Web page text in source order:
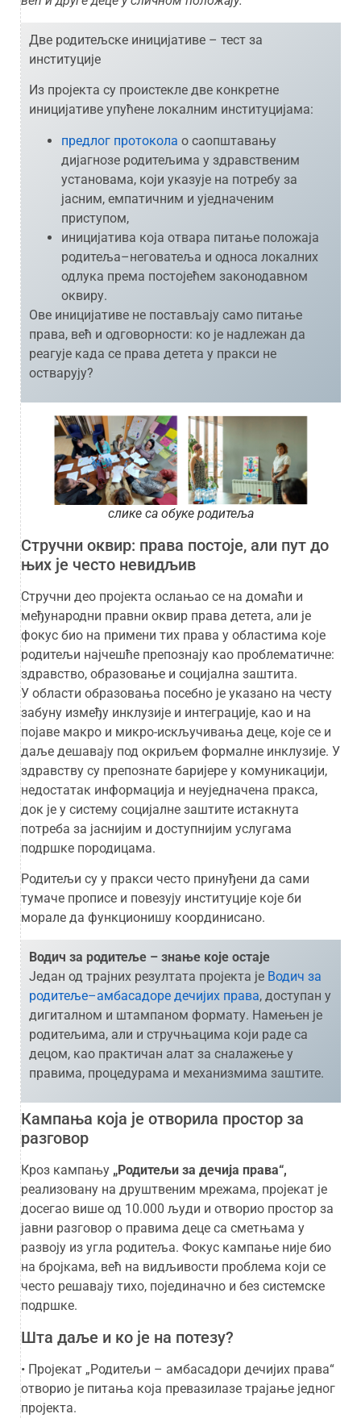
Две родитељске иницијативе – тест за
институције
Из пројекта су проистекле две конкретне
иницијативе упућене локалним институцијама:
предлог протокола о саопштавању
дијагнозе родитељима у здравственим
установама, који указује на потребу за
јасним, емпатичним и уједначеним
приступом,
иницијатива која отвара питање положаја
родитеља–неговатеља и односа локалних
одлука према постојећем законодавном
оквиру.
Ове иницијативе не постављају само питање
права, већ и одговорности: ко је надлежан да
реагује када се права детета у пракси не
остварују?
слике са обуке родитеља
Стручни оквир: права постоје, али пут до
њих је често невидљив
Стручни део пројекта ослањао се на домаћи и
међународни правни оквир права детета, али је
фокус био на примени тих права у областима које
родитељи најчешће препознају као проблематичне:
здравство, образовање и социјална заштита.
У области образовања посебно је указано на честу
забуну између инклузије и интеграције, као и на
појаве макро и микро-искључивања деце, које се и
даље дешавају под окриљем формалне инклузије. У
здравству су препознате баријере у комуникацији,
недостатак информација и неуједначена пракса,
док је у систему социјалне заштите истакнута
потреба за јаснијим и доступнијим услугама
подршке породицама.
Родитељи су у пракси често принуђени да сами
тумаче прописе и повезују институције које би
морале да функционишу координисано.
Водич за родитеље – знање које остаје
Један од трајних резултата пројекта је Водич за
родитеље–амбасадоре дечијих права, доступан у
дигиталном и штампаном формату. Намењен је
родитељима, али и стручњацима који раде са
децом, као практичан алат за сналажење у
правима, процедурама и механизмима заштите.
Кампања која је отворила простор за
разговор
Кроз кампању „Родитељи за дечија права“,
реализовану на друштвеним мрежама, пројекат је
досегао више од 10.000 људи и отворио простор за
јавни разговор о правима деце са сметњама у
развоју из угла родитеља. Фокус кампање није био
на бројкама, већ на видљивости проблема који се
често решавају тихо, појединачно и без системске
подршке.
Шта даље и ко је на потезу?
• Пројекат „Родитељи – амбасадори дечијих права“
отворио је питања која превазилазе трајање једног
пројекта.